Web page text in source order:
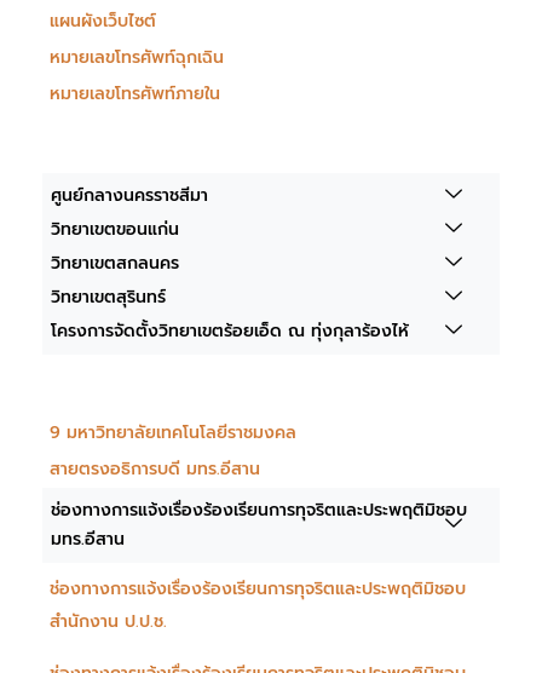
แผนผังเว็บไซต์
หมายเลขโทรศัพท์ฉุกเฉิน
หมายเลขโทรศัพท์ภายใน
ศูนย์กลางนครราชสีมา
วิทยาเขตขอนแก่น
วิทยาเขตสกลนคร
วิทยาเขตสุรินทร์
โครงการจัดตั้งวิทยาเขตร้อยเอ็ด ณ ทุ่งกุลาร้องไห้
9 มหาวิทยาลัยเทคโนโลยีราชมงคล
สายตรงอธิการบดี มทร.อีสาน
ช่องทางการแจ้งเรื่องร้องเรียนการทุจริตและประพฤติมิชอบ
มทร.อีสาน
ช่องทางการแจ้งเรื่องร้องเรียนการทุจริตและประพฤติมิชอบ
สำนักงาน ป.ป.ช.